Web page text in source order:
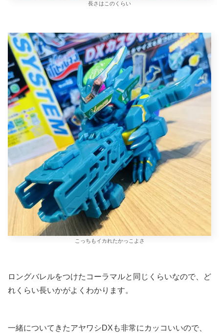
長さはこのくらい
こっちもイカれたかっこよさ
ロングバレルをつけたコーラマルと同じくらいなので、ど
れくらい長いかがよくわかります。
一緒についてきたアヤワシDXも非常にカッコいいので、